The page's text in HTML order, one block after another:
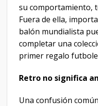
su comportamiento,
Fuera de ella,
balón mundialista
completar una
primer regalo
Retro no significa
Una confusión